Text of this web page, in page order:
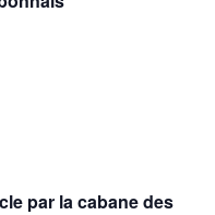
par la cabane des